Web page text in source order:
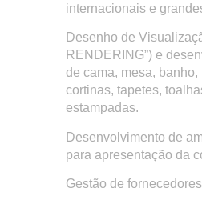
internacionais e
Desenho de
RENDERING”) e
de cama, mesa,
cortinas, tapetes,
estampadas.
Desenvolvimento de
para apresentação da
Gestão de